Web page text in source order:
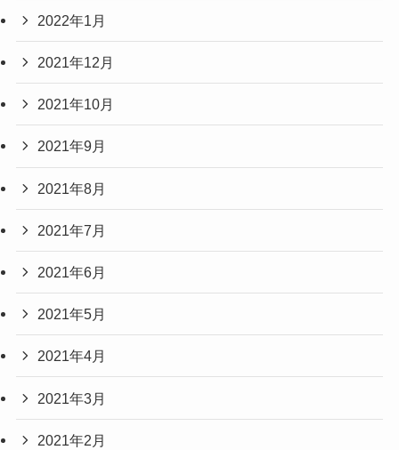
2022年1月
2021年12月
2021年10月
2021年9月
2021年8月
2021年7月
2021年6月
2021年5月
2021年4月
2021年3月
2021年2月